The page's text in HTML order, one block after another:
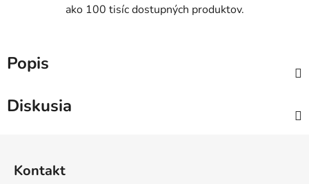
ako 100 tisíc dostupných produktov.
Popis
Diskusia
Kontakt